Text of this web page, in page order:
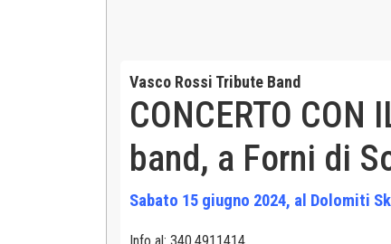
Vasco Rossi Tribute Band
CONCERTO
band, a Forni di
Sabato 15 giugno 2024, al Dolomiti